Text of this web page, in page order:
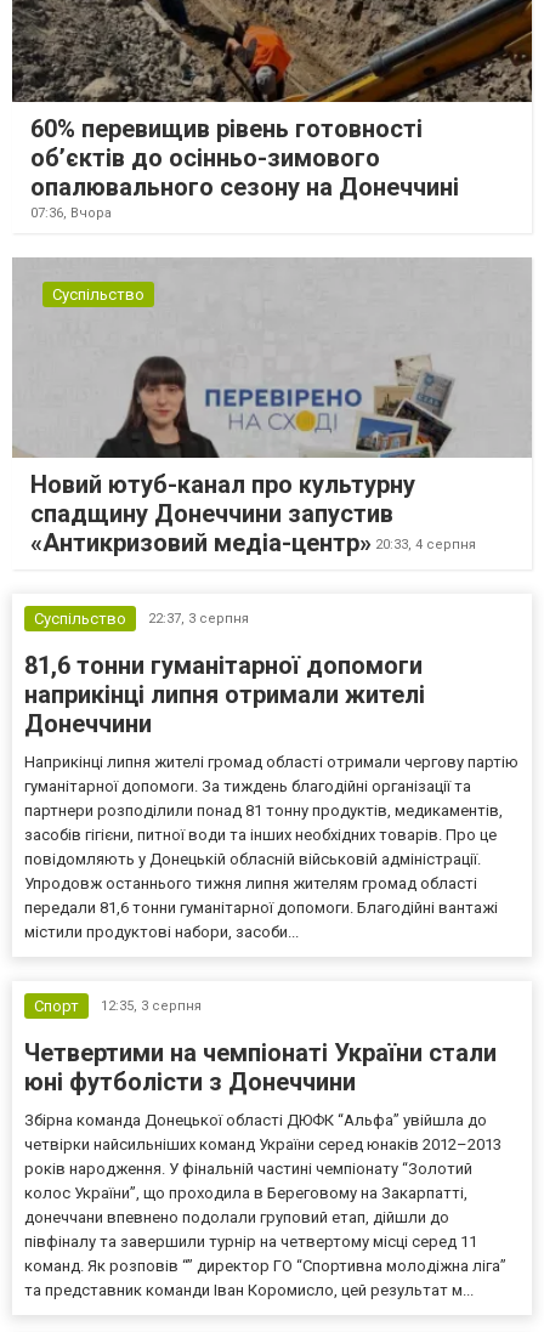
60% перевищив рівень готовності
об’єктів до осінньо-зимового
опалювального сезону на Донеччині
07:36, Вчора
Суспільство
Новий ютуб-канал про культурну
спадщину Донеччини запустив
«Антикризовий медіа-центр» 20:33, 4 серпня
Суспільство 22:37, 3 серпня
81,6 тонни гуманітарної допомоги
наприкінці липня отримали жителі
Донеччини
Наприкінці липня жителі громад області отримали чергову партію
гуманітарної допомоги. За тиждень благодійні організації та
партнери розподілили понад 81 тонну продуктів, медикаментів,
засобів гігієни, питної води та інших необхідних товарів. Про це
повідомляють у Донецькій обласній військовій адміністрації.
Упродовж останнього тижня липня жителям громад області
передали 81,6 тонни гуманітарної допомоги. Благодійні вантажі
містили продуктові набори, засоби...
Спорт 12:35, 3 серпня
Четвертими на чемпіонаті України стали
юні футболісти з Донеччини
Збірна команда Донецької області ДЮФК “Альфа” увійшла до
четвірки найсильніших команд України серед юнаків 2012–2013
років народження. У фінальній частині чемпіонату “Золотий
колос України”, що проходила в Береговому на Закарпатті,
донеччани впевнено подолали груповий етап, дійшли до
півфіналу та завершили турнір на четвертому місці серед 11
команд. Як розповів “” директор ГО “Спортивна молодіжна ліга”
та представник команди Іван Коромисло, цей результат м...